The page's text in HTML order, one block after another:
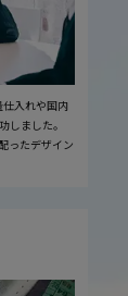
入れや国内
しました。
ったデザイン